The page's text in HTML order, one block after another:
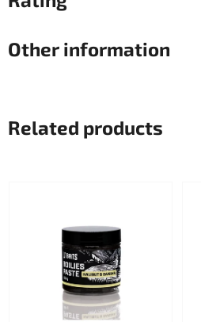
Other information
Related products